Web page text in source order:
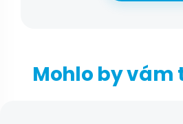
Mohlo by vám